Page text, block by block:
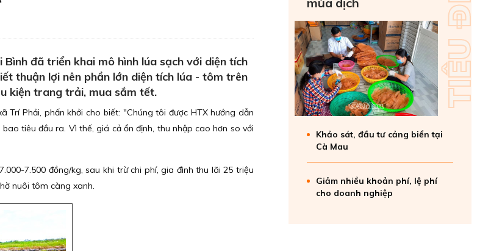
đã triển khai mô hình lúa sạch với diện tích
thuận lợi nên phần lớn diện tích lúa - tôm trên
kiện trang trải, mua sắm tết.
Trí Phải, phấn khởi cho biết: "Chúng tôi được HTX hướng dẫn
tiêu đầu ra. Vì thế, giá cả ổn định, thu nhập cao hơn so với
7.500 đồng/kg, sau khi trừ chi phí, gia đình thu lãi 25 triệu
nuôi tôm càng xanh.
Khảo sát, đầu tư cảng biển tại
Cà Mau
Giảm nhiều khoản phí, lệ phí
cho doanh nghiệp